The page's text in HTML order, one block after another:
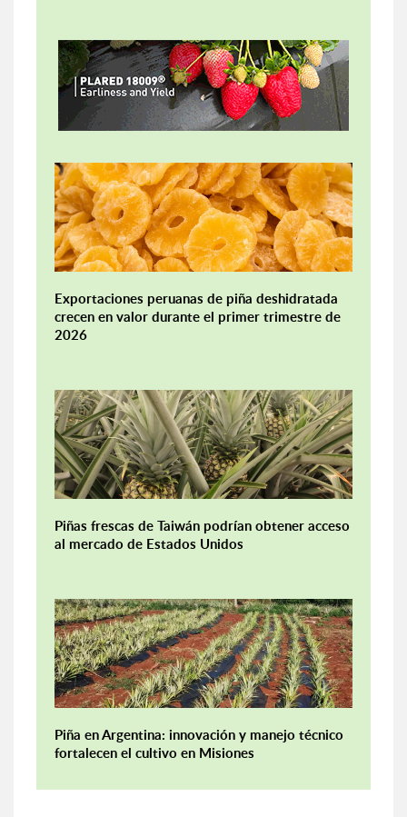
Exportaciones peruanas de piña deshidratada
crecen en valor durante el primer trimestre de
2026
Piñas frescas de Taiwán podrían obtener acceso
al mercado de Estados Unidos
Piña en Argentina: innovación y manejo técnico
fortalecen el cultivo en Misiones